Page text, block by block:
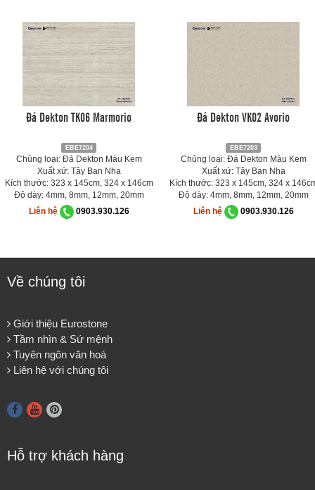
Đá Dekton TK06 Marmorio
EBE7204
Chủng loại: Đá Dekton Màu Kem
Xuất xứ: Tây Ban Nha
Kích thước: 323 x 145cm, 324 x 146cm
Độ dày: 4mm, 8mm, 12mm, 20mm
Liên hệ
0903.930.126
Đá Dekton VK02 Avorio
EBE7203
Chủng loại: Đá Dekton Màu Kem
Xuất xứ: Tây Ban Nha
Kích thước: 323 x 145cm, 324 x
Độ dày: 4mm, 8mm, 12mm, 20mm
Liên hệ
0903.930.126
Về chúng tôi
Giới thiệu Eurostone
Tầm nhìn & Sứ mệnh
Tuyên ngôn văn hoá
Liên hệ với chúng tôi
Hỗ trợ khách hàng